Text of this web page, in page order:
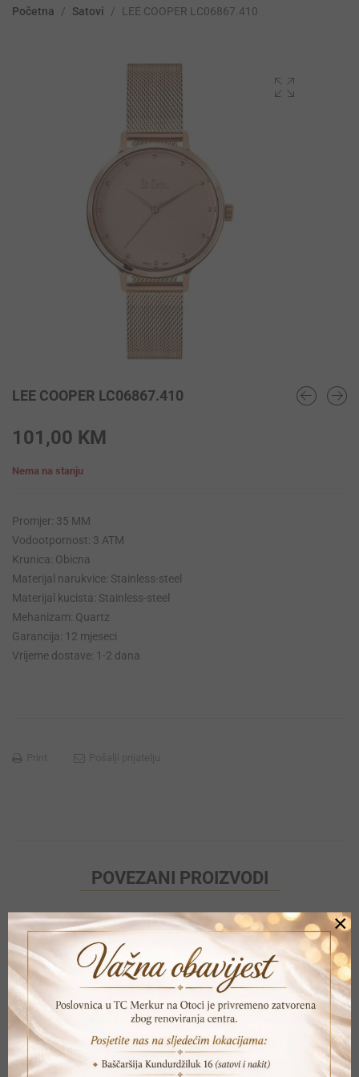
Početna / Satovi / LEE COOPER LC06867.410
LEE COOPER LC06867.410
101,00 KM
Nema na stanju
Promjer: 35 MM
Vodootpornost: 3 ATM
Krunica: Obicna
Materijal narukvice: Stainless-steel
Materijal kucista: Stainless-steel
Mehanizam: Quartz
Garancija: 12 mjeseci
Vrijeme dostave: 1-2 dana
POVEZANI PROIZVODI
×